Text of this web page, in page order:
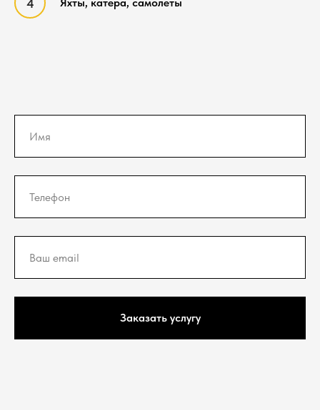
Заказать услугу